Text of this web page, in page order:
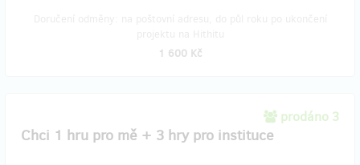
1 600 Kč
prodáno 3
Chci 1 hru pro mě + 3 hry pro instituce